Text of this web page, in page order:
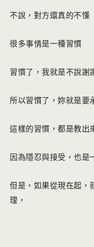
不說，對方還真的不懂
很多事情是一種習慣
習慣了，我就是不說謝
所以習慣了，妳就是要
這樣的習慣，都是教出
因為隱忍與接受，也是
但是，如果從現在起，
理，